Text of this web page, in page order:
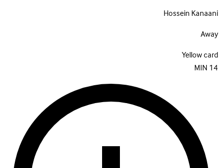
Hossein Kanaani
Away
Yellow card
14
MIN